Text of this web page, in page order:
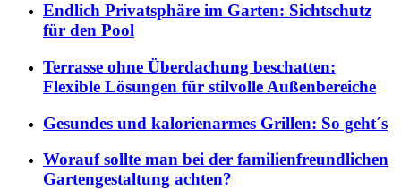
Endlich Privatsphäre im Garten: Sichtschutz
für den Pool
Terrasse ohne Überdachung beschatten:
Flexible Lösungen für stilvolle Außenbereiche
Gesundes und kalorienarmes Grillen: So geht´s
Worauf sollte man bei der familienfreundlichen
Gartengestaltung achten?